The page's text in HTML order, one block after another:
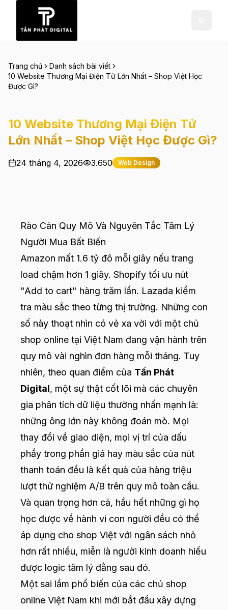
Trang chủ
Danh sách bài viết
10 Website Thương Mại Điện Tử Lớn Nhất – Shop Việt Học
Được Gì?
10 Website Thương Mại Điện Tử
Lớn Nhất – Shop Việt Học Được Gì?
24 tháng 4, 2026 3.650 Web Design
Rào Cản Quy Mô Và Nguyên Tắc Tâm Lý
Người Mua Bất Biến
Amazon mất 1.6 tỷ đô mỗi giây nếu trang
load chậm hơn 1 giây. Shopify tối ưu nút
"Add to cart" hàng trăm lần. Lazada kiểm
tra màu sắc theo từng thị trường. Những con
số này thoạt nhìn có vẻ xa vời với một chủ
shop online tại Việt Nam đang vận hành trên
quy mô vài nghìn đơn hàng mỗi tháng. Tuy
nhiên, theo quan điểm của Tấn Phát
Digital, một sự thật cốt lõi mà các chuyên
gia phân tích dữ liệu thường nhấn mạnh là:
những ông lớn này không đoán mò. Mọi
thay đổi về giao diện, mọi vị trí của dấu
phẩy trong phần giá hay màu sắc của nút
thanh toán đều là kết quả của hàng triệu
lượt thử nghiệm A/B trên quy mô toàn cầu.
Và quan trọng hơn cả, hầu hết những gì họ
học được về hành vi con người đều có thể
áp dụng cho shop Việt với ngân sách nhỏ
hơn rất nhiều, miễn là người kinh doanh hiểu
được logic tâm lý đằng sau đó.
Một sai lầm phổ biến của các chủ shop
online Việt Nam khi mới bắt đầu xây dựng